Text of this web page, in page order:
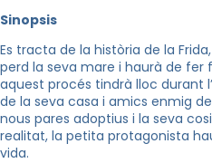
Sinopsis
Es tracta de la història de la Frida
perd la seva mare i haurà de fer
aquest procés tindrà lloc durant
de la seva casa i amics enmig
nous pares adoptius i la seva
realitat, la petita protagonista
vida.